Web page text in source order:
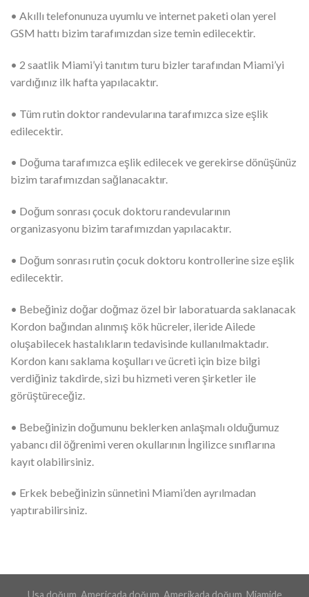
• Akıllı telefonunuza uyumlu ve internet paketi olan yerel
GSM hattı bizim tarafımızdan size temin edilecektir.
• 2 saatlik Miami’yi tanıtım turu bizler tarafından Miami’yi
vardığınız ilk hafta yapılacaktır.
• Tüm rutin doktor randevularına tarafımızca size eşlik
edilecektir.
• Doğuma tarafımızca eşlik edilecek ve gerekirse dönüşünüz
bizim tarafımızdan sağlanacaktır.
• Doğum sonrası çocuk doktoru randevularının
organizasyonu bizim tarafımızdan yapılacaktır.
• Doğum sonrası rutin çocuk doktoru kontrollerine size eşlik
edilecektir.
• Bebeğiniz doğar doğmaz özel bir laboratuarda saklanacak
Kordon bağından alınmış kök hücreler, ileride Ailede
oluşabilecek hastalıkların tedavisinde kullanılmaktadır.
Kordon kanı saklama koşulları ve ücreti için bize bilgi
verdiğiniz takdirde, sizi bu hizmeti veren şirketler ile
görüştüreceğiz.
• Bebeğinizin doğumunu beklerken anlaşmalı olduğumuz
yabancı dil öğrenimi veren okullarının İngilizce sınıflarına
kayıt olabilirsiniz.
• Erkek bebeğinizin sünnetini Miami’den ayrılmadan
yaptırabilirsiniz.
Usa doğum, Americada doğum, Amerikada doğum, Miamide